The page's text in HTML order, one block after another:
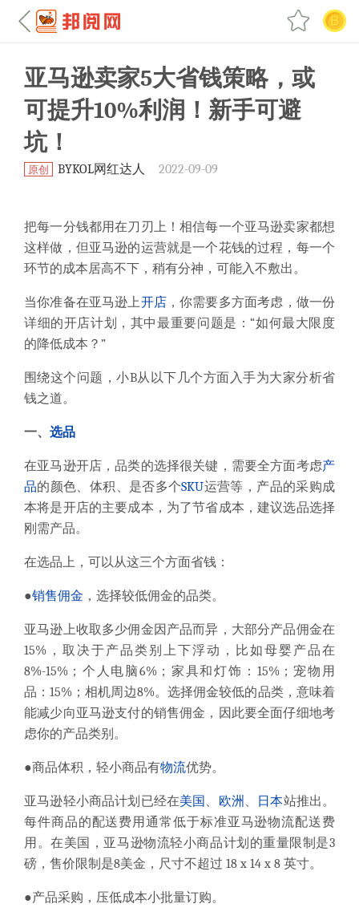
亚马逊卖家5大省钱策略，或
可提升10%利润！新手可避
坑！
原创 BYKOL网红达人 2022-09-09
把每一分钱都用在刀刃上 ！相信每一个亚马逊卖家都想
这样做，但亚马逊的运营就是一个花钱的过程，每一个
环节的成本居高不下，稍有分神，可能入不敷出。
当你准备在亚马逊上开店，你需要多方面考虑，做一份
详细的开店计划，其中最重要问题是：“如何最大限度
的降低成本？”
围绕这个问题，小B从以下几个方面入手为大家分析省
钱之道。
一、 选品
在亚马逊开店，品类的选择很关键，需要全方面考虑产
品的颜色、体积、是否多个SKU运营等，产品的采购成
本将是开店的主要成本，为了节省成本，建议选品选择
刚需产品。
在选品上，可以从这三个方面省钱：
●销售佣金 ，选择较低佣金的品类。
亚马逊上收取多少佣金因产品而异，大部分产品佣金在
15% ，取决于产品类别上下浮动，比如母婴产品在
8%-15% ；个人电脑6% ； 家具和灯饰： 15%； 宠物用
品：15% ；相机周边8%。选择佣金较低的品类，意味着
能减少向亚马逊支付的销售佣金 ，因此要全面仔细地考
虑你的产品类别 。
●商品体积，轻小商品有物流优势。
亚马逊轻小商品计划 已经在美国 、 欧洲 、 日本站推出。
每件商品的配送费用通常低于标准亚马逊物流配送费
用。在美国， 亚马逊物流轻小商品计划的重量限制 是3
磅 ， 售价限制 是8美金 ， 尺寸不超过 18 x 14 x 8 英寸。
●产品采购，压低成本小批量订购。